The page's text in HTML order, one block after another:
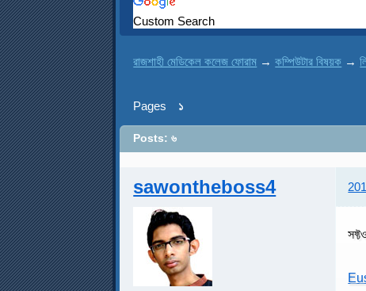
Custom Search
রাজশাহী মেডিকেল কলেজ ফোরাম →কম্পিউটার বিষয়ক →
Pages ১
Posts: ৬
sawontheboss4